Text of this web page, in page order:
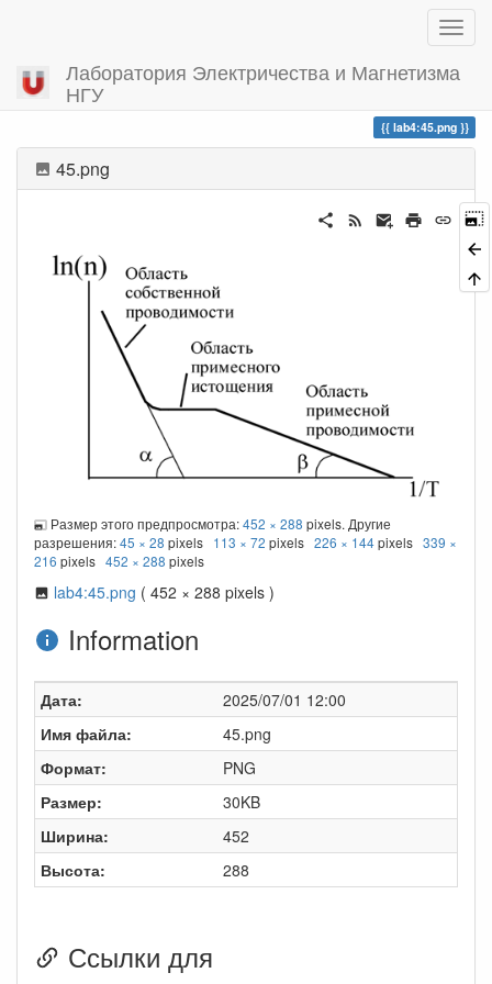
Лаборатория Электричества и Магнетизма
НГУ
Вы посетили
lab4:45.png
45.png
Размер этого предпросмотра:452 × 288 pixels. Другие
разрешения:45 × 28 pixels 113 × 72 pixels 226 × 144pixels 339 ×
216 pixels 452 × 288 pixels
lab4:45.png ( 452 × 288 pixels )
Information
Дата:
2025/07/01 12:00
Имя файла:
45.png
Формат:
PNG
Размер:
30KB
Ширина:
452
Высота:
288
Ссылки для